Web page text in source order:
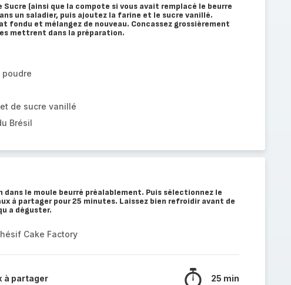
(ainsi que la compote si vous avait remplacé le beurre
un saladier, puis ajoutez la farine et le sucre vanillé.
fondu et mélangez de nouveau. Concassez grossièrement
mettrent dans la préparation.
poudre
de sucre vanillé
Brésil
dans le moule beurré préalablement. Puis sélectionnez le
à partager pour 25 minutes. Laissez bien refroidir avant de
a déguster.
Cake Factory
à partager 25 min